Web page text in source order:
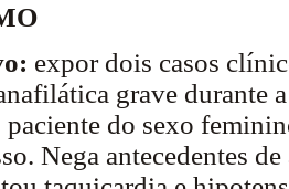
expor dois casos
grave durante
paciente do sexo
Nega antecedentes